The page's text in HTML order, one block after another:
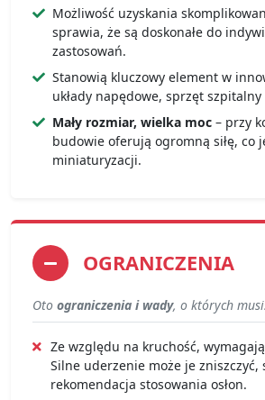
Możliwość uzyskania
sprawia, że są doskonałe do
zastosowań.
Stanowią kluczowy element w
układy napędowe, sprzęt
Mały rozmiar, wielka moc – przy
budowie oferują ogromną siłę, co
miniaturyzacji.
OGRANICZENIA
Oto ograniczenia i wady, o których
Ze względu na kruchość,
Silne uderzenie może je zniszczyć,
rekomendacja stosowania osłon.